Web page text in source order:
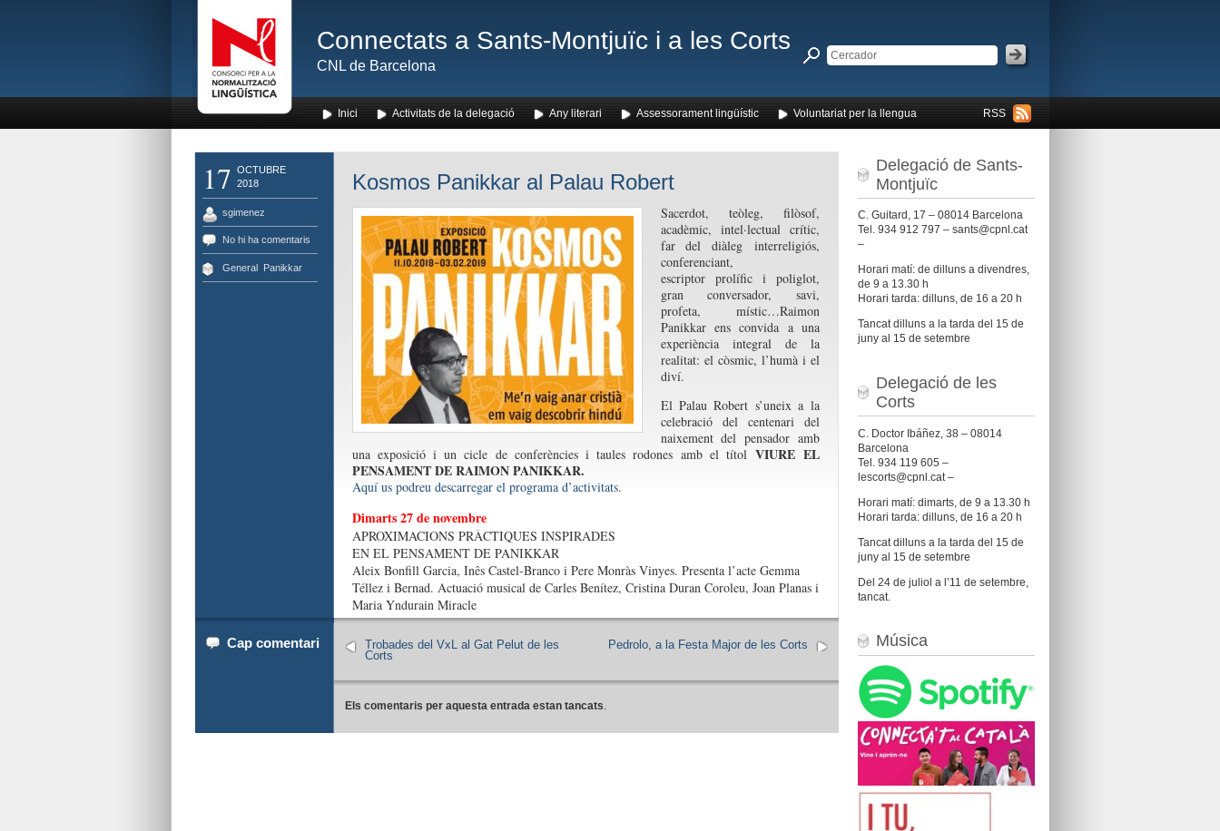
Connectats a Sants-Montjuïc i a les Corts
CNL de Barcelona
RSS
Inici Activitats de la delegació Any literari Assessorament lingüístic Voluntariat per la llengua
17 OCTUBRE
2018
sgimenez
No hi ha comentaris
General, Panikkar
Kosmos Panikkar al Palau Robert
Sacerdot, teòleg, filòsof,
acadèmic, intel·lectual crític,
far del diàleg interreligiós,
conferenciant,
escriptor prolífic i poliglot,
gran conversador, savi,
profeta, místic…Raimon
Panikkar ens convida a una
experiència integral de la
realitat: el còsmic, l’humà i el
diví.
El Palau Robert s’uneix a la
celebració del centenari del
naixement del pensador amb
una exposició i un cicle de conferències i taules rodones amb el títolVIURE EL
PENSAMENT DE RAIMON PANIKKAR.
Aquí us podreu descarregar el programa d’activitats.
Dimarts 27 de novembre
APROXIMACIONS PRÀCTIQUES INSPIRADES
EN EL PENSAMENT DE PANIKKAR
Aleix Bonfill Garcia, Inês Castel-Branco i Pere Monràs Vinyes. Presenta l’acte Gemma
Téllez i Bernad. Actuació musical de Carles Benítez, Cristina Duran Coroleu, Joan Planas i
Maria Yndurain Miracle
Cap comentari Pedrolo, a la Festa Major de les Corts
Trobades del VxL al Gat Pelut de les
Corts
Els comentaris per aquesta entrada estan tancats.
Delegació de Sants-
Montjuïc
C. Guitard, 17 – 08014 Barcelona
Tel. 934 912 797 – sants@cpnl.cat
–
Horari matí: de dilluns a divendres,
de 9 a 13.30 h
Horari tarda: dilluns, de 16 a 20 h
Tancat dilluns a la tarda del 15 de
juny al 15 de setembre
Delegació de les
Corts
C. Doctor Ibáñez, 38 – 08014
Barcelona
Tel. 934 119 605 –
lescorts@cpnl.cat –
Horari matí: dimarts, de 9 a 13.30 h
Horari tarda: dilluns, de 16 a 20 h
Tancat dilluns a la tarda del 15 de
juny al 15 de setembre
Del 24 de juliol a l’11 de setembre,
tancat.
Música